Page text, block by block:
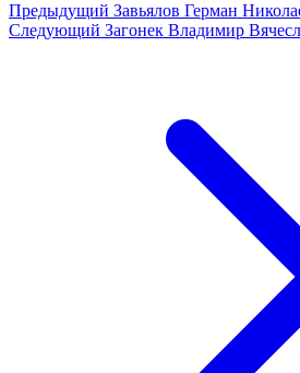
Предыдущий Завьялов Герман
Следующий Загонек Владимир